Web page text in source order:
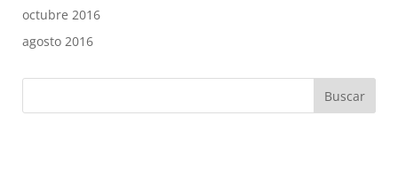
octubre 2016
agosto 2016